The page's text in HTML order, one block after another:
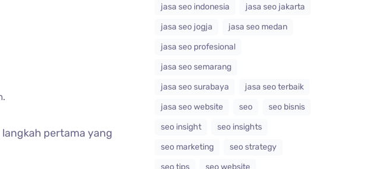
pertama yang
jasa seo indonesia
jasa seo jakarta
jasa seo jogja
jasa seo medan
jasa seo profesional
jasa seo semarang
jasa seo surabaya
jasa seo terbaik
jasa seo website
seo
seo bisnis
seo insight
seo insights
seo marketing
seo strategy
seo tips
seo website